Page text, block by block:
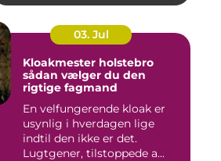
03. Jul
Kloakmester holstebro
sådan vælger du den
rigtige fagmand
En velfungerende kloak er
usynlig i hverdagen lige
indtil den ikke er det.
Lugtgener, tilstoppede a...